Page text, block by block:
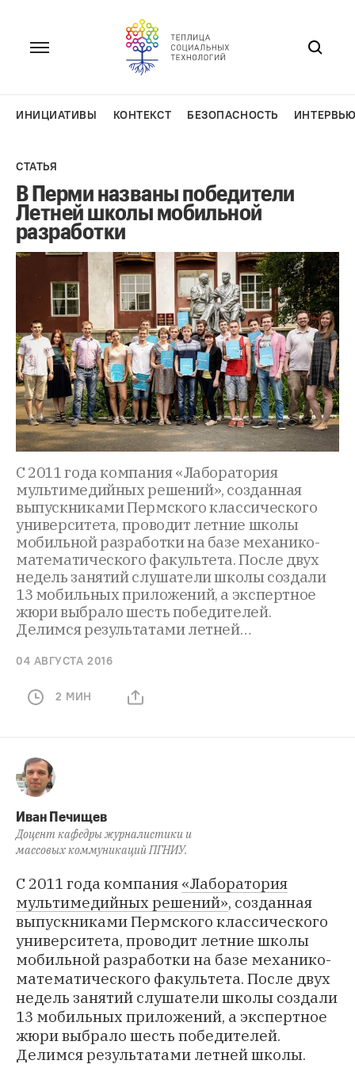
ИНИЦИАТИВЫ КОНТЕКСТ БЕЗОПАСНОСТЬ
СТАТЬЯ
В Перми названы победители
Летней школы мобильной
разработки
С 2011 года компания «Лаборатория
мультимедийных решений», созданная
выпускниками Пермского классического
университета, проводит летние школы
мобильной разработки на базе механико-
математического факультета. После двух
недель занятий слушатели школы создали
13 мобильных приложений, а экспертное
жюри выбрало шесть победителей.
Делимся результатами летней…
04 АВГУСТА 2016
2 МИН
Иван Печищев
Доцент кафедры журналистики и
массовых коммуникаций ПГНИУ.
С 2011 года компания «Лаборатория
мультимедийных решений», созданная
выпускниками Пермского классического
университета, проводит летние школы
мобильной разработки на базе механико-
математического факультета. После двух
недель занятий слушатели школы создали
13 мобильных приложений, а экспертное
жюри выбрало шесть победителей.
Делимся результатами летней школы.